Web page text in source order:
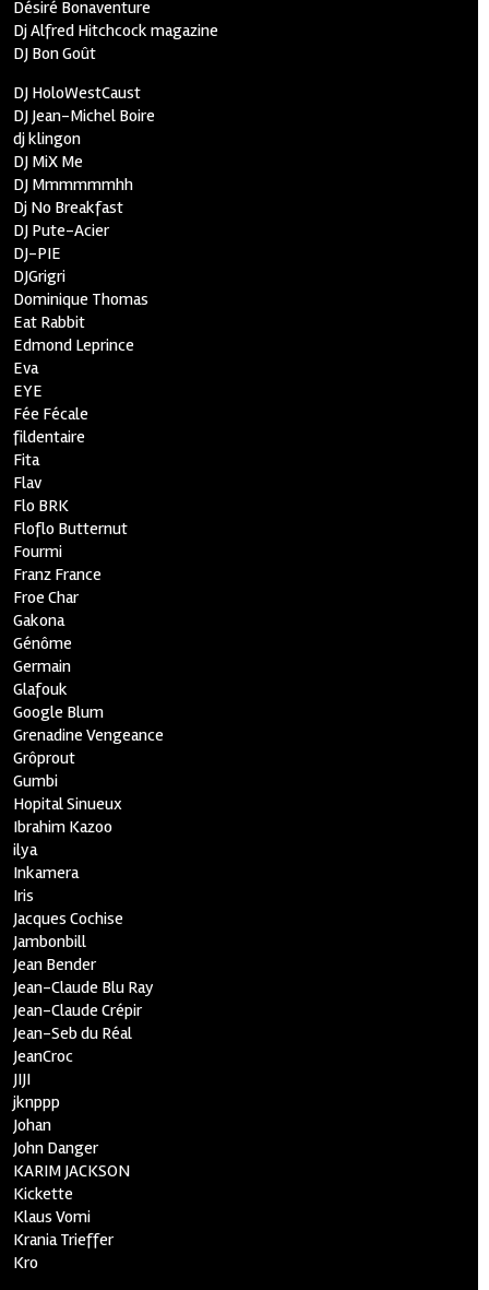
Désiré Bonaventure
Dj Alfred Hitchcock magazine
DJ Bon Goût
DJ HoloWestCaust
DJ Jean-Michel Boire
dj klingon
DJ MiX Me
DJ Mmmmmmhh
Dj No Breakfast
DJ Pute-Acier
DJ-PIE
DJGrigri
Dominique Thomas
Eat Rabbit
Edmond Leprince
Eva
EYE
Fée Fécale
fildentaire
Fita
Flav
Flo BRK
Floflo Butternut
Fourmi
Franz France
Froe Char
Gakona
Génôme
Germain
Glafouk
Google Blum
Grenadine Vengeance
Grôprout
Gumbi
Hopital Sinueux
Ibrahim Kazoo
ilya
Inkamera
Iris
Jacques Cochise
Jambonbill
Jean Bender
Jean-Claude Blu Ray
Jean-Claude Crépir
Jean-Seb du Réal
JeanCroc
JIJI
jknppp
Johan
John Danger
KARIM JACKSON
Kickette
Klaus Vomi
Krania Trieffer
Kro